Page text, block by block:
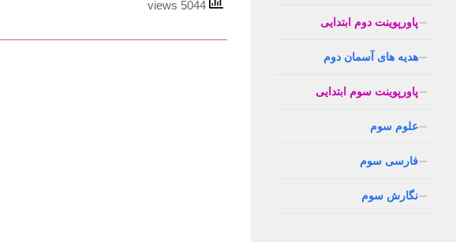
پاورپوینت دوم ابتدایی
هدیه های آسمان دوم
پاورپوینت سوم ابتدایی
علوم سوم
فارسی سوم
نگارش سوم